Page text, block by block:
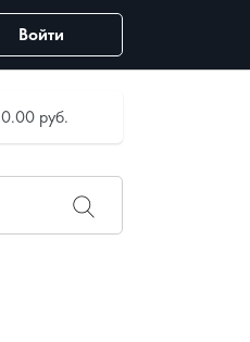
Войти
0.00 руб.